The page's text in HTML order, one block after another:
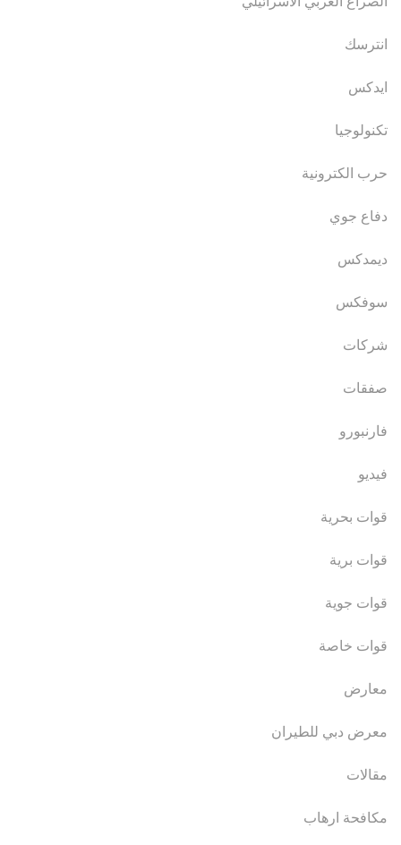
انترسك
ايدكس
تكنولوجيا
حرب الكترونية
دفاع جوي
ديمدكس
سوفكس
شركات
صفقات
فارنبورو
فيديو
قوات بحرية
قوات برية
قوات جوية
قوات خاصة
معارض
معرض دبي للطيران
مقالات
مكافحة ارهاب